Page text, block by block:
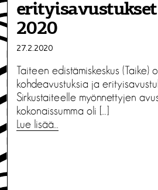
2020
27.2.2020
Taiteen edistämiskeskus (Taike)
kohdeavustuksia ja
Sirkustaiteelle myönnettyjen
kokonaissumma oli […]
Lue lisää…